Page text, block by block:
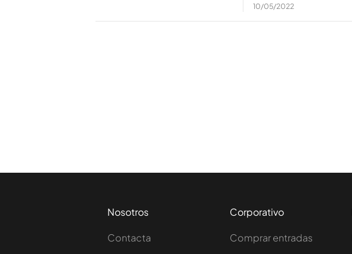
10/05/2022
Nosotros
Contacta
Corporativo
Comprar entradas